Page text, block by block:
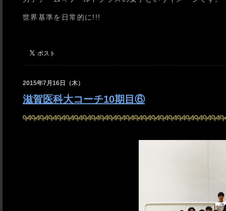
世界基準を日常的に!!!
2015年7月16日（木）
滋賀医科大コーチ10期目⑥